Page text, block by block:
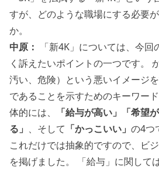
すが、どのような職場にする必要
か。
中原：
「新4K」については、今
く訴えたいポイントの一つです。
汚い、危険）という悪いイメージ
であることを示すためのキーワー
体的には、
「給与が高い」「希望
る」 、そして 「かっこいい」 の4つ
これだけでは抽象的ですので、ビ
を掲げました。 「給与」に関して